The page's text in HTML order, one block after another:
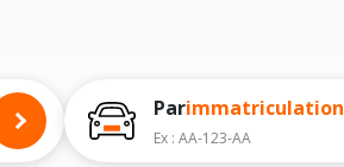
pour que votre dimension soit complète.
Parimmatriculation
Ex : AA-123-AA